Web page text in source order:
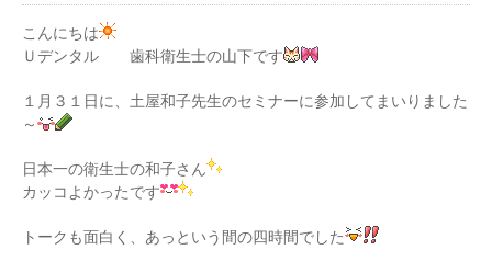
こんにちは
Ｕデンタル 歯科衛生士の山下です
１月３１日に、土屋和子先生のセミナーに参加してまいりました
～
日本一の衛生士の和子さん
カッコよかったです
トークも面白く、あっという間の四時間でした